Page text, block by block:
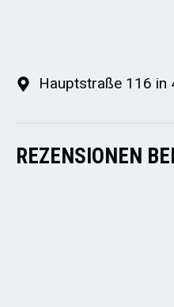
Hauptstraße 116 in
REZENSIONEN